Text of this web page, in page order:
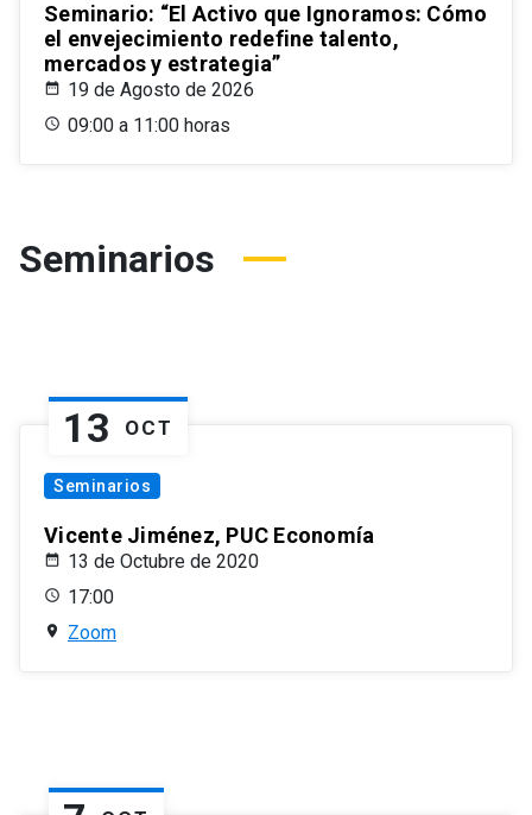
Seminario: “El Activo que Ignoramos: Cómo
el envejecimiento redefine talento,
mercados y estrategia”
19 de Agosto de 2026
09:00 a 11:00 horas
Seminarios
13 OCT
Seminarios
Vicente Jiménez, PUC Economía
13 de Octubre de 2020
17:00
Zoom